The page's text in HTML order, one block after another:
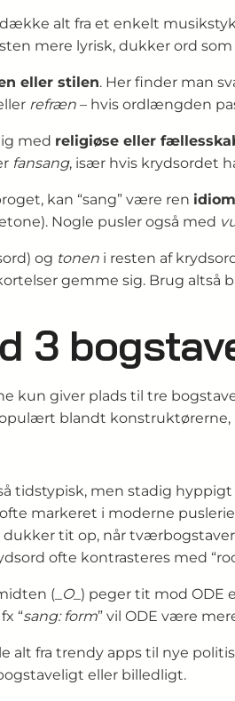
alt fra et enkelt
mere lyrisk, dukker ord som
eller stilen. Her finder man
refræn – hvis ordlængden
med religiøse eller
fansang, især hvis krydsordet
kan “sang” være ren
Nogle pusler også med
og tonen i resten af
gemme sig. Brug altså
3
kun giver plads til tre
blandt
tidstypisk, men stadig hyppigt
markeret i moderne
dukker tit op, når
ofte kontrasteres med
( _O_ ) peger tit mod ODE
“sang: form” vil ODE være
alt fra trendy apps til nye
eller billedligt.